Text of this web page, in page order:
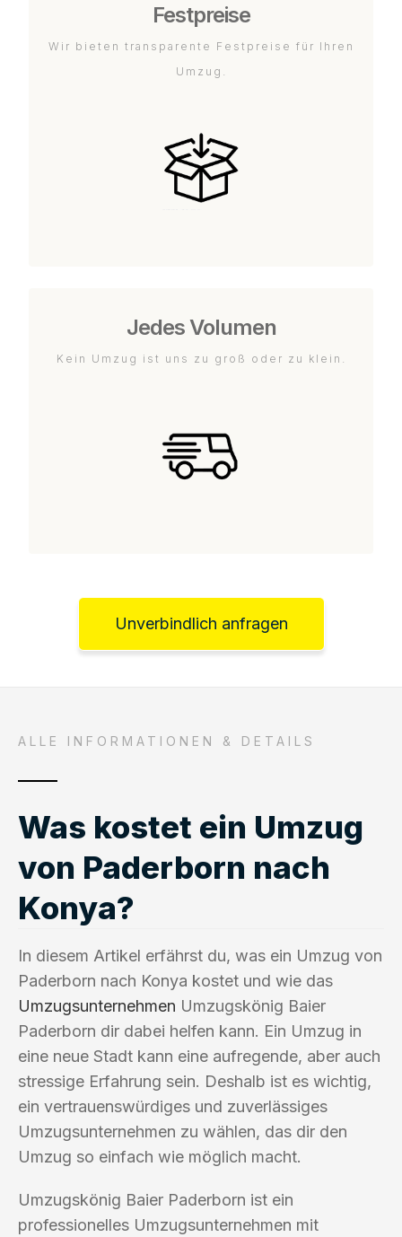
Festpreise
Wir bieten transparente Festpreise für Ihren
Umzug.
Jedes Volumen
Kein Umzug ist uns zu groß oder zu klein.
Unverbindlich anfragen
ALLE INFORMATIONEN & DETAILS
Was kostet ein Umzug
von Paderborn nach
Konya?
In diesem Artikel erfährst du, was ein Umzug von
Paderborn nach Konya kostet und wie das
Umzugsunternehmen Umzugskönig Baier
Paderborn dir dabei helfen kann. Ein Umzug in
eine neue Stadt kann eine aufregende, aber auch
stressige Erfahrung sein. Deshalb ist es wichtig,
ein vertrauenswürdiges und zuverlässiges
Umzugsunternehmen zu wählen, das dir den
Umzug so einfach wie möglich macht.
Umzugskönig Baier Paderborn ist ein
professionelles Umzugsunternehmen mit